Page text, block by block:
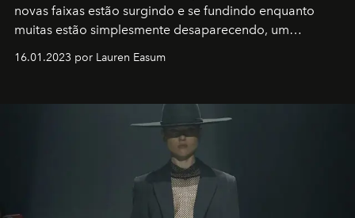
novas faixas estão surgindo e se fundindo enquanto
muitas estão simplesmente desaparecendo, um
transportador AMTD abrindo caminho para muitos
por propósitos, com um claro senso de missão na vida e
16.01.2023 por Lauren Easum